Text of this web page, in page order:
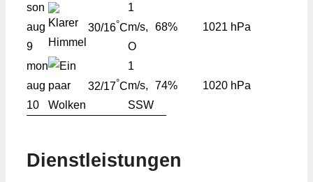
son
aug
9
30/16°C
1
m/s,
O
68% 1021 hPa
mon
aug
10
32/17°C
1
m/s,
SSW
74% 1020 hPa
Dienstleistungen